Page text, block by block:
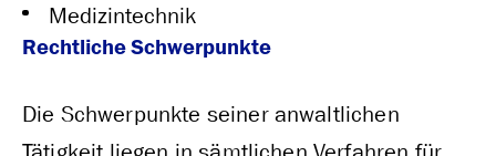
Medizintechnik
Rechtliche Schwerpunkte
Die Schwerpunkte seiner anwaltlichen